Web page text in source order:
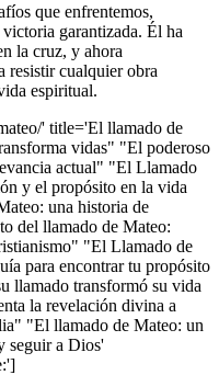
que enfrentemos,
garantizada. Él ha
la cruz, y ahora
resistir cualquier obra
espiritual.
' title='El llamado de
vidas" "El poderoso
actual" "El Llamado
y el propósito en la vida
una historia de
del llamado de Mateo:
"El Llamado de
para encontrar tu propósito
llamado transformó su vida
la revelación divina a
"El llamado de Mateo: un
seguir a Dios'